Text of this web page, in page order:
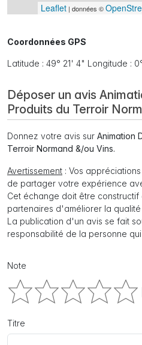
Leaflet | données ©
Coordonnées GPS
Latitude : 49° 21' 4" Longitude :
Déposer un avis
Produits du Terroir
Donnez votre avis sur Animation
Terroir Normand &/ou Vins.
Avertissement : Vos
de partager votre expérience
Cet échange doit être constructif
partenaires d'améliorer la
La publication d'un avis se fait
responsabilité de la personne
Note
Titre